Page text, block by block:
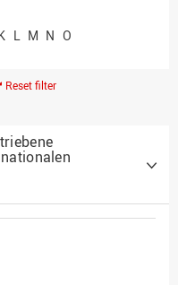
L M N O
Reset filter